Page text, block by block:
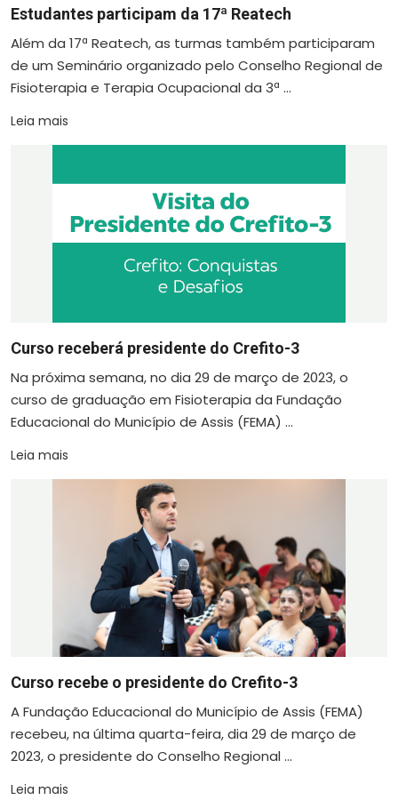
Estudantes participam da 17ª Reatech
Além da 17ª Reatech, as turmas também participaram
de um Seminário organizado pelo Conselho Regional de
Fisioterapia e Terapia Ocupacional da 3ª ...
Leia mais
Curso receberá presidente do Crefito-3
Na próxima semana, no dia 29 de março de 2023, o
curso de graduação em Fisioterapia da Fundação
Educacional do Município de Assis (FEMA) ...
Leia mais
Curso recebe o presidente do Crefito-3
A Fundação Educacional do Município de Assis (FEMA)
recebeu, na última quarta-feira, dia 29 de março de
2023, o presidente do Conselho Regional ...
Leia mais